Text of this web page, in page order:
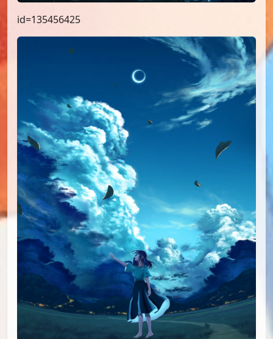
id=135456425